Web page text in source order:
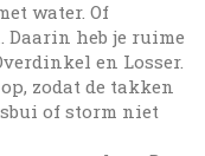
water. Of
heb je ruime
en Losser.
zodat de takken
of storm niet